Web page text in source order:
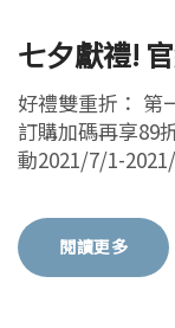
七夕獻禮!
好禮雙重折： 第
訂購加碼再享89
動2021/7/1-
閱讀更多